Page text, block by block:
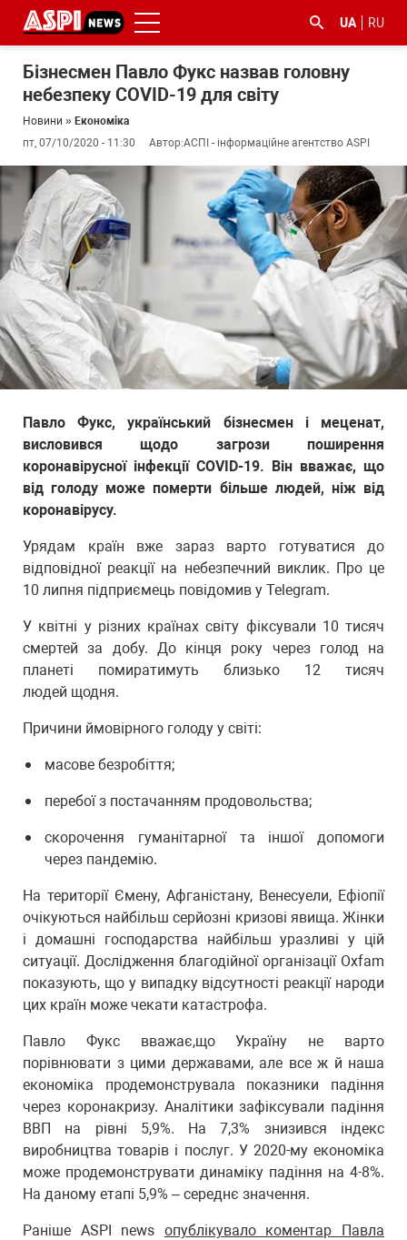
UA RU
Бізнесмен Павло Фукс назвав головну
небезпеку COVID-19 для світу
Новини » Економіка
пт, 07/10/2020 - 11:30
Автор:АСПІ - інформаційне агентство ASPI
Павло Фукс, український бізнесмен і меценат,
висловився щодо загрози поширення
коронавірусної інфекції COVID-19. Він вважає, що
від голоду може померти більше людей, ніж від
коронавірусу.
Урядам країн вже зараз варто готуватися до
відповідної реакції на небезпечний виклик. Про це
10 липня підприємець повідомив у Telegram.
У квітні у різних країнах світу фіксували 10 тисяч
смертей за добу. До кінця року через голод на
планеті помиратимуть близько 12 тисяч
людей щодня.
Причини ймовірного голоду у світі:
масове безробіття;
перебої з постачанням продовольства;
скорочення гуманітарної та іншої допомоги
через пандемію.
На території Ємену, Афганістану, Венесуели, Ефіопії
очікуються найбільш серйозні кризові явища. Жінки
і домашні господарства найбільш уразливі у цій
ситуації. Дослідження благодійної організації Oxfam
показують, що у випадку відсутності реакції народи
цих країн може чекати катастрофа.
Павло Фукс вважає,що Україну не варто
порівнювати з цими державами, але все ж й наша
економіка продемонструвала показники падіння
через коронакризу. Аналітики зафіксували падіння
ВВП на рівні 5,9%. На 7,3% знизився індекс
виробництва товарів і послуг. У 2020-му економіка
може продемонструвати динаміку падіння на 4-8%.
На даному етапі 5,9% – середнє значення.
Раніше ASPI news опублікувало коментар Павла
#ООС
#боротьба
з
корупцією
#Київ #коронавірус